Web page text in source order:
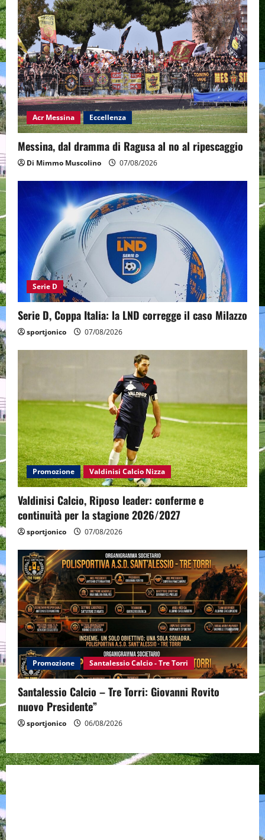
Acr Messina Eccellenza
Messina, dal dramma di Ragusa al no al ripescaggio
Di Mimmo Muscolino 07/08/2026
Serie D
Serie D, Coppa Italia: la LND corregge il caso Milazzo
sportjonico 07/08/2026
Promozione Valdinisi Calcio Nizza
Valdinisi Calcio, Riposo leader: conferme e
continuità per la stagione 2026/2027
sportjonico 07/08/2026
Promozione Santalessio Calcio - Tre Torri
Santalessio Calcio – Tre Torri: Giovanni Rovito
nuovo Presidente”
sportjonico 06/08/2026